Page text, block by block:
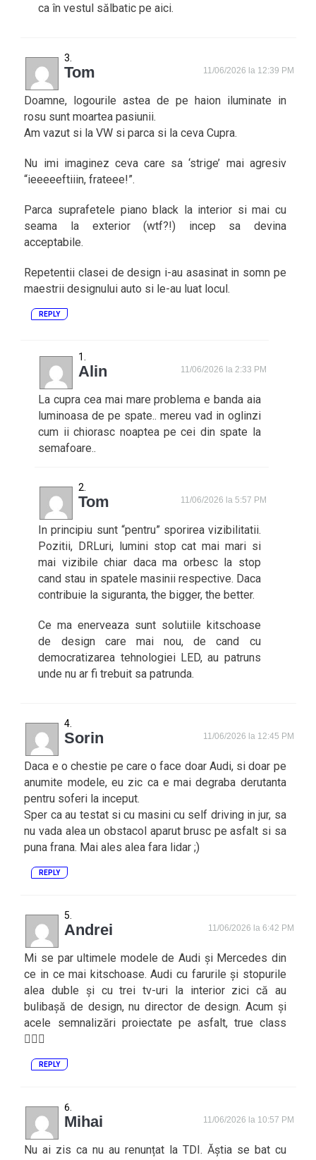
ca în vestul sălbatic pe aici.
Tom 11/06/2026 la 12:39 PM
Doamne, logourile astea de pe haion iluminate in
rosu sunt moartea pasiunii.
Am vazut si la VW si parca si la ceva Cupra.
Nu imi imaginez ceva care sa ‘strige’ mai agresiv
“ieeeeeftiiin, frateee!”.
Parca suprafetele piano black la interior si mai cu
seama la exterior (wtf?!) incep sa devina
acceptabile.
Repetentii clasei de design i-au asasinat in somn pe
maestrii designului auto si le-au luat locul.
REPLY
Alin 11/06/2026 la 2:33 PM
La cupra cea mai mare problema e banda aia
luminoasa de pe spate.. mereu vad in oglinzi
cum ii chiorasc noaptea pe cei din spate la
semafoare..
Tom 11/06/2026 la 5:57 PM
In principiu sunt “pentru” sporirea vizibilitatii.
Pozitii, DRLuri, lumini stop cat mai mari si
mai vizibile chiar daca ma orbesc la stop
cand stau in spatele masinii respective. Daca
contribuie la siguranta, the bigger, the better.
Ce ma enerveaza sunt solutiile kitschoase
de design care mai nou, de cand cu
democratizarea tehnologiei LED, au patruns
unde nu ar fi trebuit sa patrunda.
Sorin 11/06/2026 la 12:45 PM
Daca e o chestie pe care o face doar Audi, si doar pe
anumite modele, eu zic ca e mai degraba derutanta
pentru soferi la inceput.
Sper ca au testat si cu masini cu self driving in jur, sa
nu vada alea un obstacol aparut brusc pe asfalt si sa
puna frana. Mai ales alea fara lidar ;)
REPLY
Andrei 11/06/2026 la 6:42 PM
Mi se par ultimele modele de Audi și Mercedes din
ce in ce mai kitschoase. Audi cu farurile și stopurile
alea duble și cu trei tv-uri la interior zici că au
bulibașă de design, nu director de design. Acum și
acele semnalizări proiectate pe asfalt, true class
🤦🏻‍♂️
REPLY
Mihai 11/06/2026 la 10:57 PM
Nu ai zis ca nu au renunțat la TDI. Ăștia se bat cu